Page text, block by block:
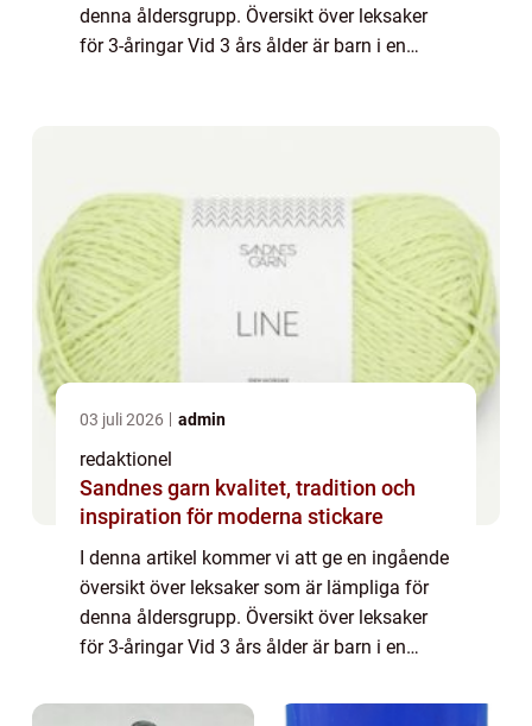
denna åldersgrupp. Översikt över leksaker
för 3-åringar Vid 3 års ålder är barn i en
03 juli 2026 admin
redaktionel
Sandnes garn kvalitet, tradition och
inspiration för moderna stickare
I denna artikel kommer vi att ge en ingående
översikt över leksaker som är lämpliga för
denna åldersgrupp. Översikt över leksaker
för 3-åringar Vid 3 års ålder är barn i en
sina finmotoriska färdigheter och...